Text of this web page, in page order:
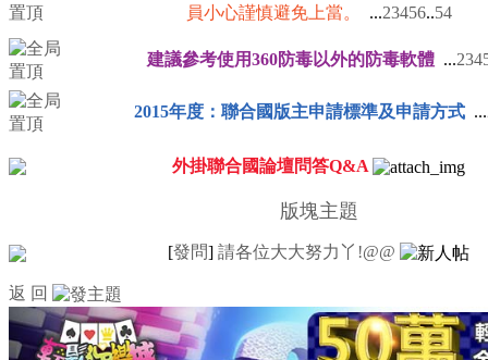
員小心謹慎避免上當。
...23456..54
建議參考使用360防毒以外的防毒軟體 ...234
2015年度：聯合國版主申請標準及申請方式 ...
外掛聯合國論壇問答Q&A
版塊主題
[發問] 請各位大大努力丫!@@
返 回